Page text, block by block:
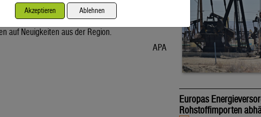
Unter diese ist er am Dienstag wegen der Hoffnung
Lösung im Iran-Krieg gesunken. Seitdem warten
auf Neuigkeiten aus der Region.
APA
Europas
Rohstoffimporten
Akzeptieren Ablehnen